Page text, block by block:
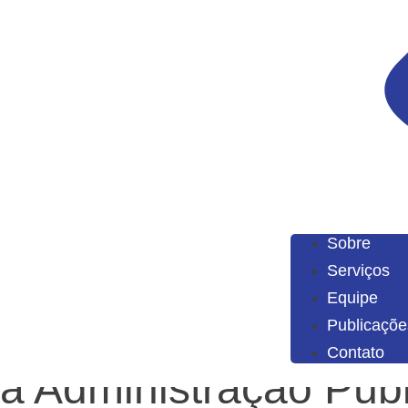
Sobre
Serviços
Equipe
Contato
A sanção de
a Administração